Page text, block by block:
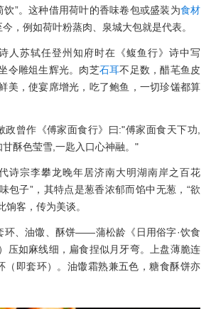
”。这种借用荷叶的香味卷包或盛装为食材
，例如荷叶粉蒸肉、泉城大包就是代表。
苏轼任登州知府时在《鳆鱼行》诗中写
令雕俎生辉光。肉芝石耳不足数，醋芼鱼皮
美，使宴席增光，吃了鲍鱼，一切珍馐都算
曾作《傅家面食行》曰:"傅家面食天下功,
酥色莹雪,一匙入口心神融。"
宗李攀龙晚年居济南大明湖南岸之百花
包子”，其特点是葱香浓郁而馅中无葱，“欲
饷客，传为美谈。
环、油馓、酥饼——蒲松龄《日用俗字·饮食
压如麻线细，扁食捏似月牙弯。上盘薄脆连
（即套环）。油馓霜熟兼五色，糖食酥饼亦